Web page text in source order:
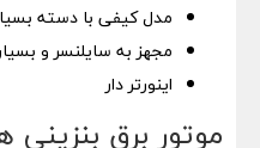
مدل کیفی با دسته
مجهز به سایلنسر و
اینورتر دار
موتور برق